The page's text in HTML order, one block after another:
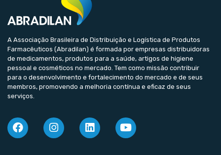
A Associação Brasileira de Distribuição e Logística de Produtos
Farmacêuticos (Abradilan) é formada por empresas distribuidoras
de medicamentos, produtos para a saúde, artigos de higiene
pessoal e cosméticos no mercado. Tem como missão contribuir
para o desenvolvimento e fortalecimento do mercado e de seus
membros, promovendo a melhoria contínua e eficaz de seus
serviços.